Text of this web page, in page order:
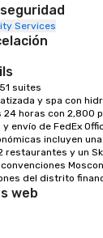
Services
suites
y spa con
24 horas con 2,800
y envío de FedEx
incluyen
restaurantes y un
del distrito
web